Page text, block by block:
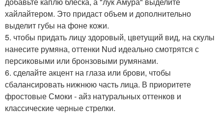
хайлайтером. Это придаст объем и дополнительно
выделит губы на фоне кожи.
5. чтобы придать лицу здоровый, цветущий вид, на скулы
нанесите румяна, оттенки Nud идеально смотрятся с
персиковыми или бронзовыми румянами.
6. сделайте акцент на глаза или брови, чтобы
сбалансировать нижнюю часть лица. В приоритете
фростовые Смоки - айз натуральных оттенков и
классические черные стрелки.